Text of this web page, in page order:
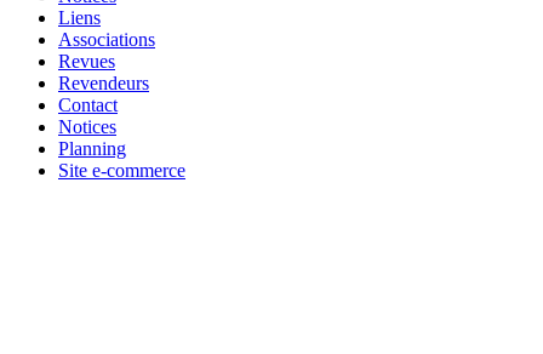
Liens
Associations
Revues
Revendeurs
Contact
Notices
Planning
Site e-commerce